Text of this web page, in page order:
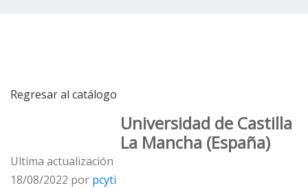
Regresar al catálogo
Universidad de Castilla
La Mancha (España)
Ultima actualización
18/08/2022 por pcyti